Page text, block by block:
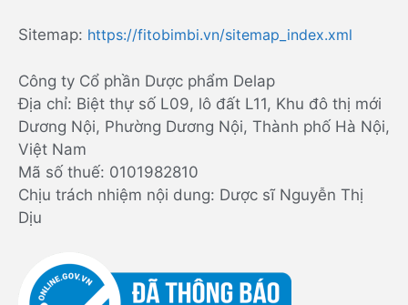
Sitemap: https://fitobimbi.vn/sitemap_index.xml
Công ty Cổ phần Dược phẩm Delap
Địa chỉ: Biệt thự số L09, lô đất L11, Khu đô thị mới
Dương Nội, Phường Dương Nội, Thành phố Hà Nội,
Việt Nam
Mã số thuế: 0101982810
Chịu trách nhiệm nội dung: Dược sĩ Nguyễn Thị
Dịu